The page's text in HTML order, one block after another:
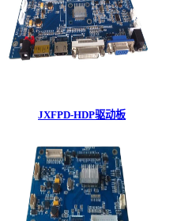
JXFPD-HDP驱动板